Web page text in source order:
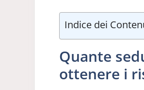
Indice dei
Quante
ottenere i